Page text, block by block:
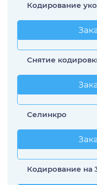
Кодирование
Снятие
Селинкро
Кодирование на